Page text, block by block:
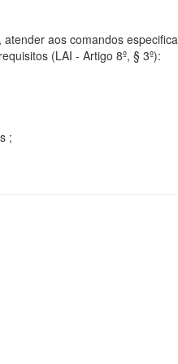
aos comandos
(LAI - Artigo 8º, § 3º):
;